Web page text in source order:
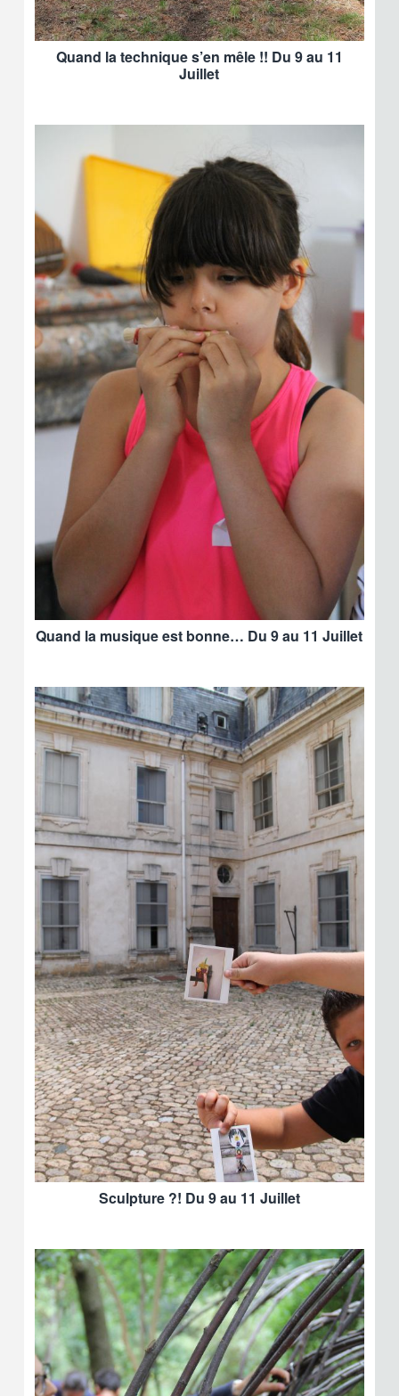
Quand la technique s’en mêle !! Du 9 au 11
Juillet
Quand la musique est bonne… Du 9 au 11 Juillet
Sculpture ?! Du 9 au 11 Juillet